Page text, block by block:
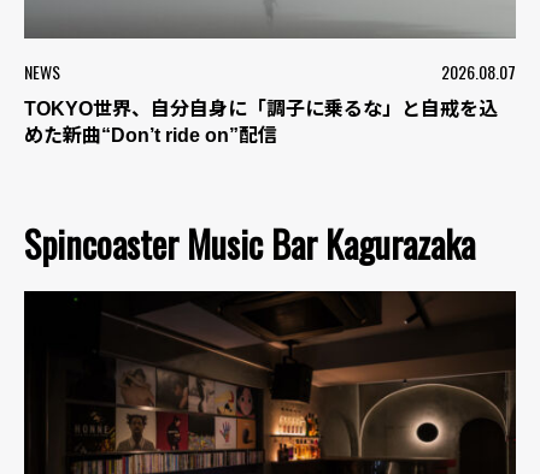
NEWS 2026.08.07
TOKYO世界、自分自身に「調子に乗るな」と自戒を込
めた新曲“Don’t ride on”配信
Spincoaster Music Bar Kagurazaka